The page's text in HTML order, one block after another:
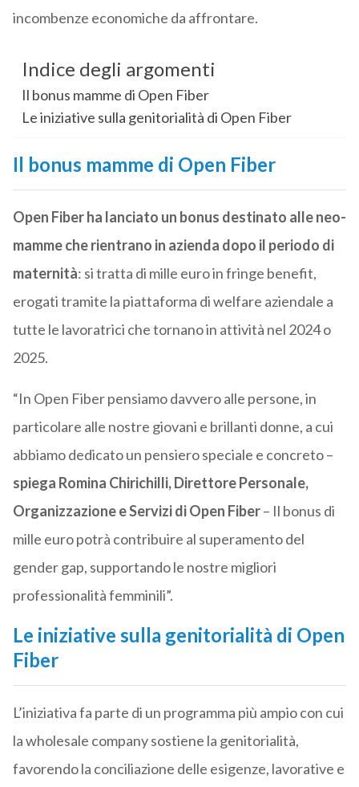
incombenze economiche da affrontare.
Indice degli argomenti
Il bonus mamme di Open Fiber
Le iniziative sulla genitorialità di Open Fiber
Il bonus mamme di Open Fiber
Open Fiber ha lanciato un bonus destinato alle neo-
mamme che rientrano in azienda dopo il periodo di
maternità: si tratta di mille euro in fringe benefit,
erogati tramite la piattaforma di welfare aziendale a
tutte le lavoratrici che tornano in attività nel 2024 o
2025.
“In Open Fiber pensiamo davvero alle persone, in
particolare alle nostre giovani e brillanti donne, a cui
abbiamo dedicato un pensiero speciale e concreto –
spiega Romina Chirichilli, Direttore Personale,
Organizzazione e Servizi di Open Fiber– Il bonus di
mille euro potrà contribuire al superamento del
gender gap, supportando le nostre migliori
professionalità femminili”.
Le iniziative sulla genitorialità di Open
Fiber
L’iniziativa fa parte di un programma più ampio con cui
la wholesale company sostiene la genitorialità,
favorendo la conciliazione delle esigenze, lavorative e